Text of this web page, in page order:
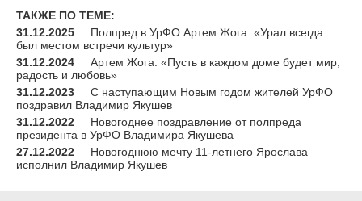
ТАКЖЕ ПО ТЕМЕ:
31.12.2025
Полпред в УрФО Артем Жога: «Урал всегда
был местом встречи культур»
31.12.2024
Артем Жога: «Пусть в каждом доме будет мир,
радость и любовь»
31.12.2023
С наступающим Новым годом жителей УрФО
поздравил Владимир Якушев
31.12.2022
Новогоднее поздравление от полпреда
президента в УрФО Владимира Якушева
27.12.2022
Новогоднюю мечту 11-летнего Ярослава
исполнил Владимир Якушев